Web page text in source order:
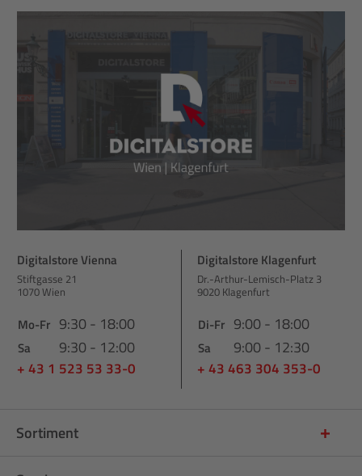
Digitalstore Vienna
Stiftgasse 21
1070 Wien
Mo-Fr 9:30 - 18:00
Sa 9:30 - 12:00
+ 43 1 523 53 33-0
Digitalstore Klagenfurt
Dr.-Arthur-Lemisch-Platz 3
9020 Klagenfurt
Di-Fr 9:00 - 18:00
Sa 9:00 - 12:30
+ 43 463 304 353-0
Sortiment